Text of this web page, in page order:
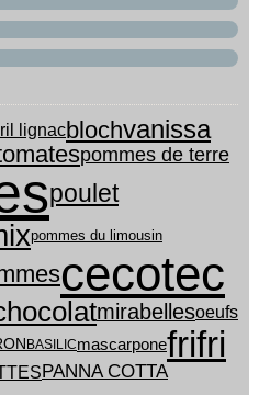
lignacblochvanissa
pommes de terre
poulet
pommes du limousin
cecotec
mirabellesoeufs
BASILICmascarponefrifri
PANNA COTTA